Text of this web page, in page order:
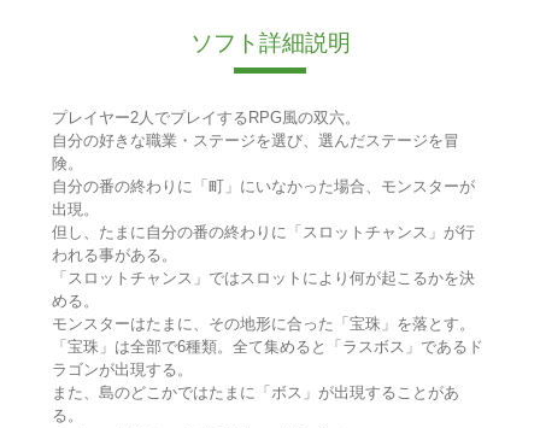
ソフト詳細説明
プレイヤー2人でプレイするRPG風の双六。
自分の好きな職業・ステージを選び、選んだステージを冒
険。
自分の番の終わりに「町」にいなかった場合、モンスターが
出現。
但し、たまに自分の番の終わりに「スロットチャンス」が行
われる事がある。
「スロットチャンス」ではスロットにより何が起こるかを決
める。
モンスターはたまに、その地形に合った「宝珠」を落とす。
「宝珠」は全部で6種類。全て集めると「ラスボス」であるド
ラゴンが出現する。
また、島のどこかではたまに「ボス」が出現することがあ
る。